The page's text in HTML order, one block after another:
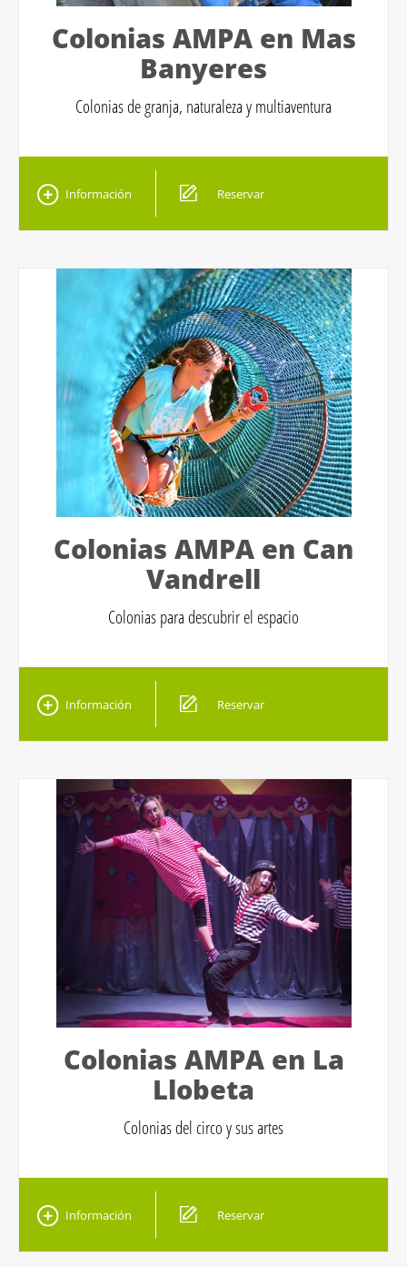
Colonias AMPA en Mas
Banyeres
Colonias de granja, naturaleza y multiaventura
Información Reservar
Colonias AMPA en Can
Vandrell
Colonias para descubrir el espacio
Información Reservar
Colonias AMPA en La
Llobeta
Colonias del circo y sus artes
Información Reservar